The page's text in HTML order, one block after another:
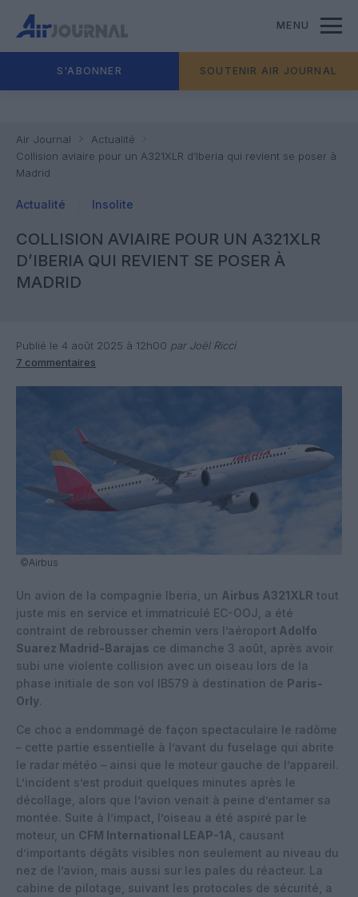
MENU
S'ABONNER SOUTENIR AIR JOURNAL
Air Journal
Actualité
Collision aviaire pour un A321XLR d’Iberia qui revient se poser à
Madrid
Actualité Insolite
COLLISION AVIAIRE POUR UN A321XLR
D’IBERIA QUI REVIENT SE POSER À
MADRID
Publié le 4 août 2025 à 12h00 par Joël Ricci
7 commentaires
©Airbus
Un avion de la compagnie Iberia, un Airbus A321XLR tout
juste mis en service et immatriculé EC-OOJ, a été
contraint de rebrousser chemin vers l’aéroport Adolfo
Suarez Madrid-Barajas ce dimanche 3 août, après avoir
subi une violente collision avec un oiseau lors de la
phase initiale de son vol IB579 à destination de Paris-
Orly.
Ce choc a endommagé de façon spectaculaire le radôme
– cette partie essentielle à l’avant du fuselage qui abrite
le radar météo – ainsi que le moteur gauche de l’appareil.
L’incident s’est produit quelques minutes après le
décollage, alors que l’avion venait à peine d’entamer sa
montée. Suite à l’impact, l’oiseau a été aspiré par le
moteur, un CFM International LEAP-1A
, causant
d’importants dégâts visibles non seulement au niveau du
nez de l’avion, mais aussi sur les pales du réacteur. La
cabine de pilotage, suivant les protocoles de sécurité, a